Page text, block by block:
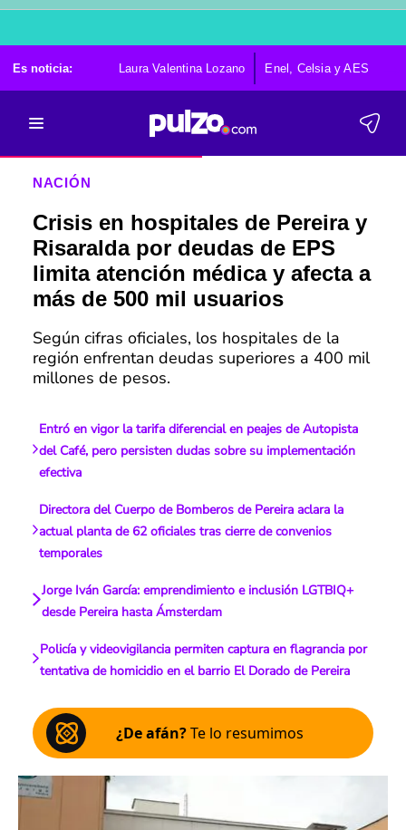
Es noticia: Laura Valentina Lozano Enel, Celsia y AES
NACIÓN
Crisis en hospitales de Pereira y
Risaralda por deudas de EPS
limita atención médica y afecta a
más de 500 mil usuarios
Según cifras oficiales, los hospitales de la
región enfrentan deudas superiores a 400 mil
millones de pesos.
Entró en vigor la tarifa diferencial en peajes de Autopista
del Café, pero persisten dudas sobre su implementación
efectiva
Directora del Cuerpo de Bomberos de Pereira aclara la
actual planta de 62 oficiales tras cierre de convenios
temporales
Jorge Iván García: emprendimiento e inclusión LGTBIQ+
desde Pereira hasta Ámsterdam
Policía y videovigilancia permiten captura en flagrancia por
tentativa de homicidio en el barrio El Dorado de Pereira
¿De afán?Te lo resumimos